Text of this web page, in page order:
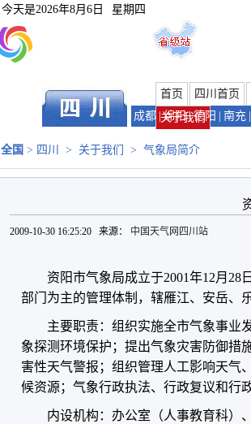
今天是2026年8月6日 星期四
首页 四川首页
关于我们
成都 绵阳 | 德阳 南充
全国 > 四川 > 关于我们 > 气象局简介
2009-10-30 16:25:20 来源： 中国天气网四川站
资阳市气象局成立于2001年12月
部门为主的管理体制，辖雁江、安岳、
主要职责：组织实施全市气象事业
象探测环境保护；提出气象灾害防御措
害性天气警报；组织管理人工影响天气
候资源；气象行政执法、行政复议和行
内设机构：办公室（人事教育科）